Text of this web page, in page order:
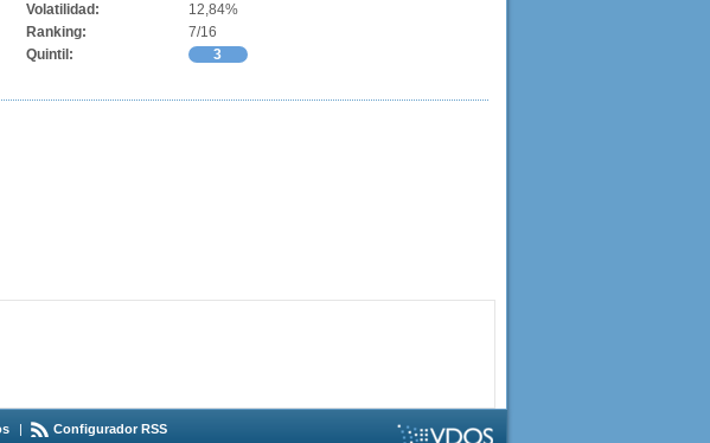
Volatilidad:
12,84%
Ranking:
7/16
Quintil:
3
| Configurador RSS